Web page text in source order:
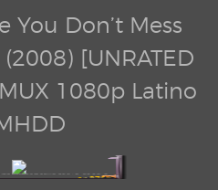
You Don’t Mess
[UNRATED
1080p Latino